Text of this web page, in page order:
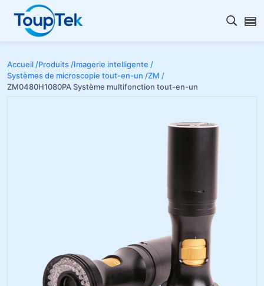
Ouvrir
Accueil /Produits /Imagerie intelligente /
Systèmes de microscopie tout-en-un /ZM /
ZM0480H1080PA Système multifonction tout-en-un